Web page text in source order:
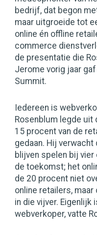
bedrijf, dat begon
maar uitgroeide tot
online én offline
commerce
de presentatie die
Jerome vorig jaar
Summit.
Iedereen is
Rosenblum legde uit
15 procent van de
gedaan. Hij
blijven spelen bij vier
de toekomst; het
de 20 procent niet
online retailers,
in die vijver.
webverkoper, vatte